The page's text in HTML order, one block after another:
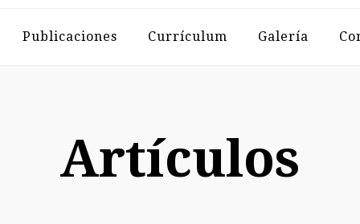
YÁÑEZ
Publicaciones Currículum Galería
Artículos